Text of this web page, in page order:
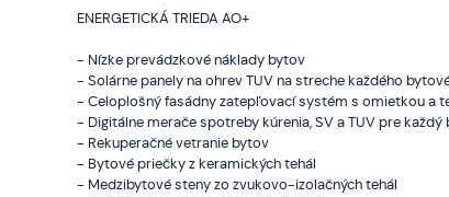
ENERGETICKÁ TRIEDA AO+
- Nízke prevádzkové náklady bytov
- Solárne panely na ohrev TUV na streche každého
- Celoplošný fasádny zatepľovací systém s omietkou a
- Digitálne merače spotreby kúrenia, SV a TUV pre každý
- Rekuperačné vetranie bytov
- Bytové priečky z keramických tehál
- Medzibytové steny zo zvukovo-izolačných tehál